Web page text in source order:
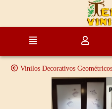
Ir al contenido principal de la página
Vinilos Decorativos Geométricos